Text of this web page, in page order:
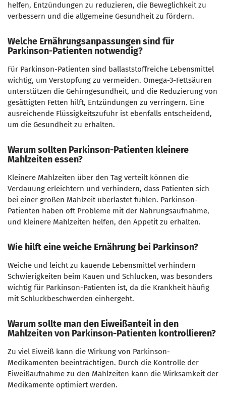
helfen, Entzündungen zu reduzieren, die Beweglichkeit zu
verbessern und die allgemeine Gesundheit zu fördern.
Welche Ernährungsanpassungen sind für
Parkinson-Patienten notwendig?
Für Parkinson-Patienten sind ballaststoffreiche Lebensmittel
wichtig, um Verstopfung zu vermeiden. Omega-3-Fettsäuren
unterstützen die Gehirngesundheit, und die Reduzierung von
gesättigten Fetten hilft, Entzündungen zu verringern. Eine
ausreichende Flüssigkeitszufuhr ist ebenfalls entscheidend,
um die Gesundheit zu erhalten.
Warum sollten Parkinson-Patienten kleinere
Mahlzeiten essen?
Kleinere Mahlzeiten über den Tag verteilt können die
Verdauung erleichtern und verhindern, dass Patienten sich
bei einer großen Mahlzeit überlastet fühlen. Parkinson-
Patienten haben oft Probleme mit der Nahrungsaufnahme,
und kleinere Mahlzeiten helfen, den Appetit zu erhalten.
Wie hilft eine weiche Ernährung bei Parkinson?
Weiche und leicht zu kauende Lebensmittel verhindern
Schwierigkeiten beim Kauen und Schlucken, was besonders
wichtig für Parkinson-Patienten ist, da die Krankheit häufig
mit Schluckbeschwerden einhergeht.
Warum sollte man den Eiweißanteil in den
Mahlzeiten von Parkinson-Patienten kontrollieren?
Zu viel Eiweiß kann die Wirkung von Parkinson-
Medikamenten beeinträchtigen. Durch die Kontrolle der
Eiweißaufnahme zu den Mahlzeiten kann die Wirksamkeit der
Medikamente optimiert werden.